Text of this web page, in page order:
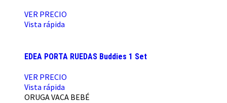
VER PRECIO
Vista rápida
EDEA PORTA RUEDAS Buddies 1 Set
VER PRECIO
Vista rápida
ORUGAVACA BEBÉ